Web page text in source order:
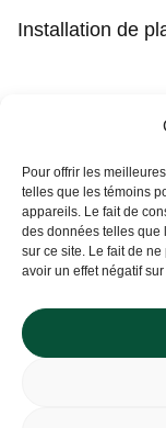
Pour offrir les
telles que les témoins
appareils. Le fait de
des données telles que
sur ce site. Le fait de
avoir un effet négatif
Installation de
3275 Bd
Valleyfield,